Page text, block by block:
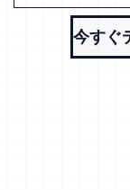
今すぐ